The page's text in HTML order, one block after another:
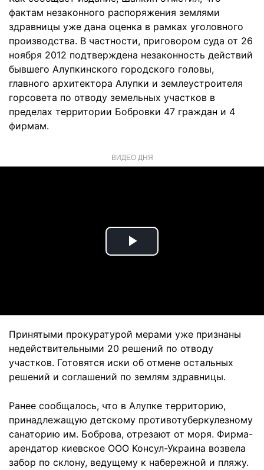
фактам незаконного распоряжения землями
здравницы уже дана оценка в рамках уголовного
производства. В частности, приговором суда от 26
ноября 2012 подтверждена незаконность действий
бывшего Алупкинского городского головы,
главного архитектора Алупки и землеустроителя
горсовета по отводу земельных участков в
пределах территории Бобровки 47 граждан и 4
фирмам.
ВИДЕО ДНЯ
Play
Принятыми прокуратурой мерами уже признаны
недействительными 20 решений по отводу
участков. Готовятся иски об отмене остальных
решений и соглашений по землям здравницы.
Ранее сообщалось, что в Алупке территорию,
принадлежащую детскому противотуберкулезному
санаторию им. Боброва, отрезают от моря. Фирма-
арендатор киевское ООО Консул-Украина возвела
забор по склону, ведущему к набережной и пляжу.